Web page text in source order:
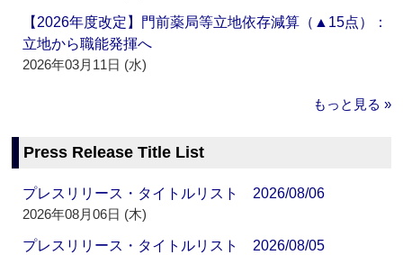
【2026年度改定】門前薬局等立地依存減算（▲15点）：
立地から職能発揮へ
2026年03月11日 (水)
もっと見る »
Press Release Title List
プレスリリース・タイトルリスト 2026/08/06
2026年08月06日 (木)
プレスリリース・タイトルリスト 2026/08/05